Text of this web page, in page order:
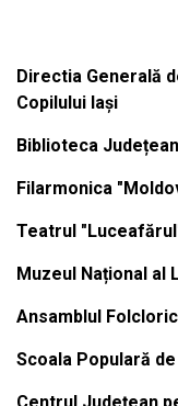
Directia Generală
Copilului Iași
Biblioteca
Filarmonica
Teatrul
Muzeul Național al
Ansamblul
Scoala Populară